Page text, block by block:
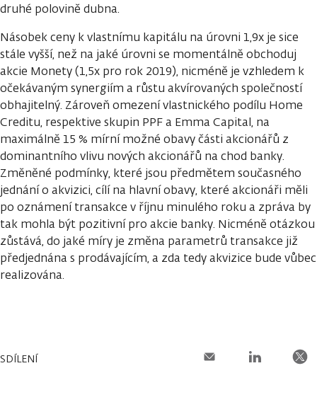
druhé polovině dubna.
Násobek ceny k vlastnímu kapitálu na úrovni 1,9x je sice
stále vyšší, než na jaké úrovni se momentálně obchoduj
akcie Monety (1,5x pro rok 2019), nicméně je vzhledem k
očekávaným synergiím a růstu akvírovaných společností
obhajitelný. Zároveň omezení vlastnického podílu Home
Creditu, respektive skupin PPF a Emma Capital, na
maximálně 15 % mírní možné obavy části akcionářů z
dominantního vlivu nových akcionářů na chod banky.
Změněné podmínky, které jsou předmětem současného
jednání o akvizici, cílí na hlavní obavy, které akcionáři měli
po oznámení transakce v říjnu minulého roku a zpráva by
tak mohla být pozitivní pro akcie banky. Nicméně otázkou
zůstává, do jaké míry je změna parametrů transakce již
předjednána s prodávajícím, a zda tedy akvizice bude vůbec
realizována.
SDÍLENÍ